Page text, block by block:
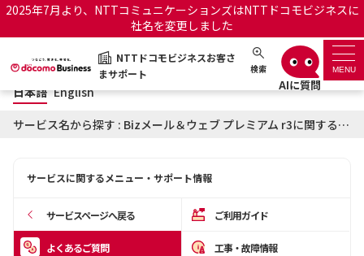
2025年7月より、NTTコミュニケーションズはNTTドコモビジネスに
社名を変更しました
NTTドコモビジネスお客さ
まサポート
検索 MENU
NTTドコモビジネスお客さまサポート 日本語 English
サポートトップ
お知らせ サポートサイトの使い方
日本語 English
サービス名から探す : Bizメール＆ウェブ プレミアム r3に関するよくあるご質問
サービスに関するメニュー・サポート情報
サービスページへ戻る ご利用ガイド
よくあるご質問 工事・故障情報